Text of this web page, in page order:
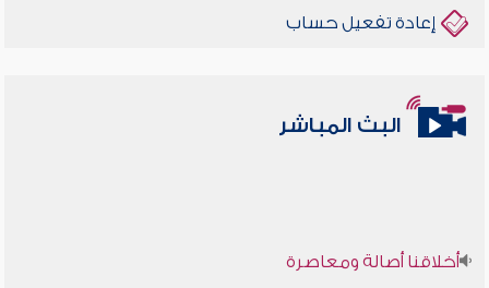
إعادة تفعيل حساب
البث المباشر